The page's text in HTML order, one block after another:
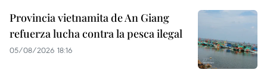
Provincia vietnamita de An Giang
refuerza lucha contra la pesca ilegal
05/08/2026 18:16